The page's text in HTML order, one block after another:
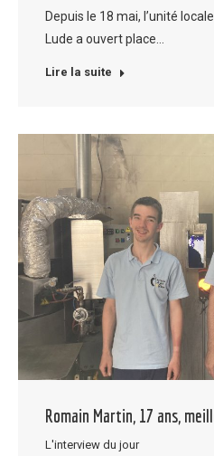
Depuis le 18 mai, l’unité
Lude a ouvert place…
Lire la suite
Romain Martin, 17 ans,
L'interview du jour